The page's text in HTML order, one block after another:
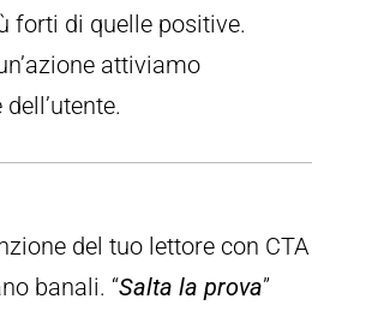
forti di quelle positive.
attiviamo
dell’utente.
del tuo lettore con CTA
banali. “Salta la prova”